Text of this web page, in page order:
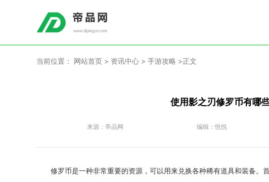
当前位置： 网站首页 > 资讯中心 > 手游攻略 >正文
使用影之刃修罗币有哪
来源： 帝品网 编辑： 悦悦
修罗币是一种非常重要的资源，可以用来兑换各种稀有道具和装备。